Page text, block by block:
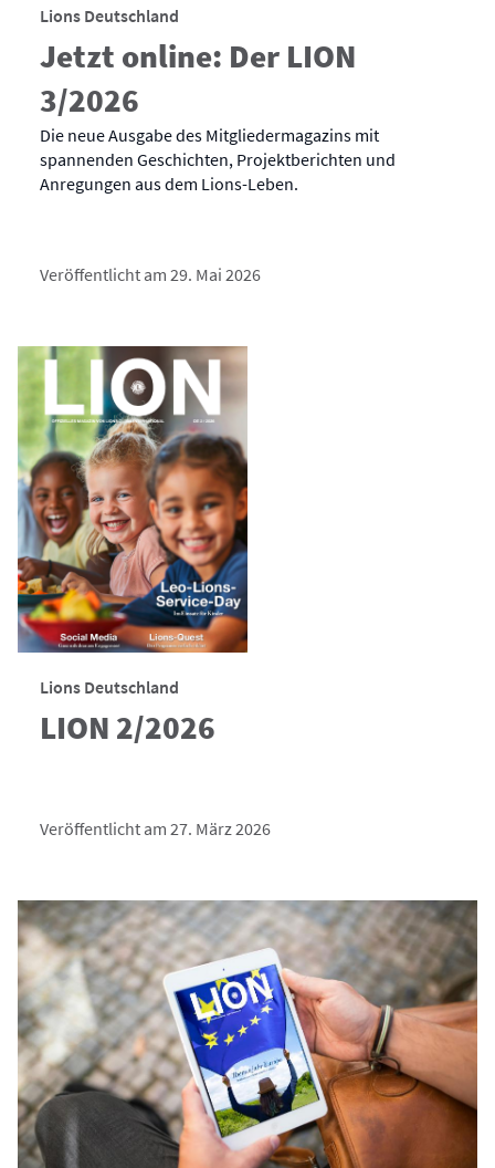
Lions Deutschland
Jetzt online: Der LION
3/2026
Die neue Ausgabe des Mitgliedermagazins mit
spannenden Geschichten, Projektberichten und
Anregungen aus dem Lions-Leben.
Veröffentlicht am 29. Mai 2026
Lions Deutschland
LION 2/2026
Veröffentlicht am 27. März 2026